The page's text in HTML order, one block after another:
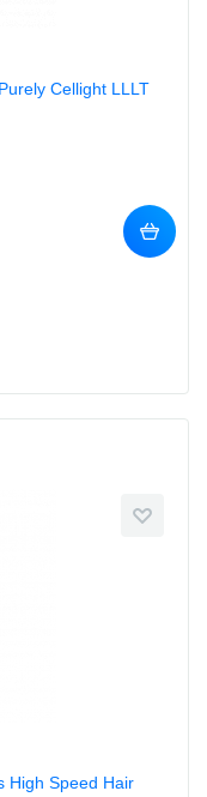
Сellight LLLT
High Speed Hair